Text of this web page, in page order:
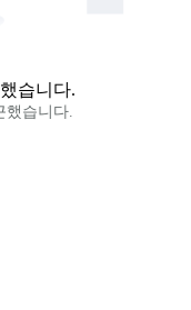
습니다.
했습니다.